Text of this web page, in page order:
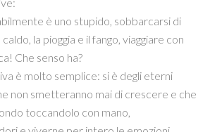
è uno stupido, sobbarcarsi di
la pioggia e il fango, viaggiare con
Che senso ha?
è molto semplice: si è degli eterni
non smetteranno mai di crescere e che
toccandolo con mano,